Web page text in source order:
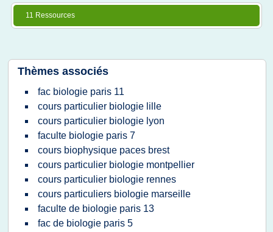
11 Ressources
Thèmes associés
fac biologie paris 11
cours particulier biologie lille
cours particulier biologie lyon
faculte biologie paris 7
cours biophysique paces brest
cours particulier biologie montpellier
cours particulier biologie rennes
cours particuliers biologie marseille
faculte de biologie paris 13
fac de biologie paris 5